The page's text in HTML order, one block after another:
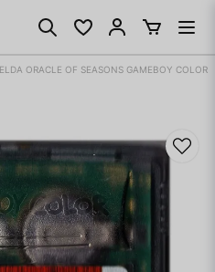
ORACLE OF SEASONS GAMEBOY COLOR